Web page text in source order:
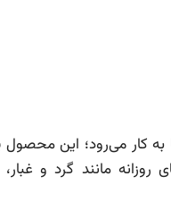
می‌رود؛ این محصول
مانند گرد و غبار،